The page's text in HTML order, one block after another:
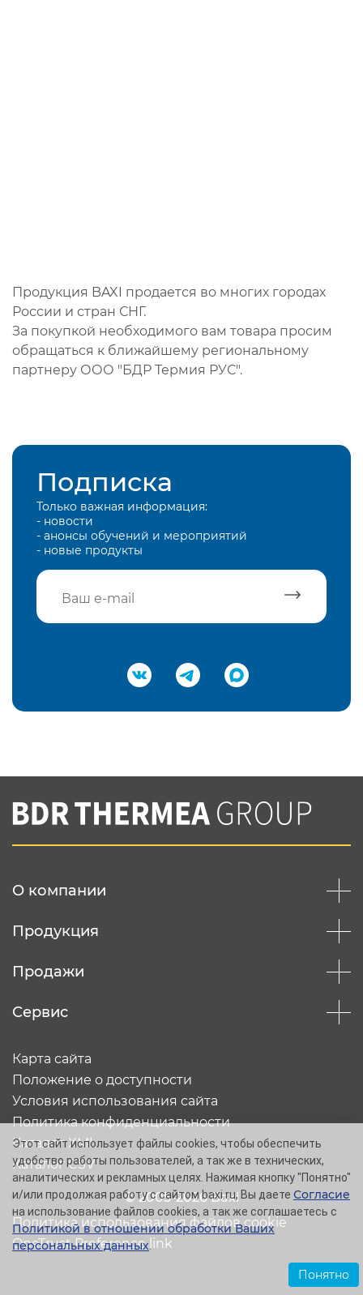
Продукция BAXI продается во многих городах
России и стран СНГ.
За покупкой необходимого вам товара просим
обращаться к ближайшему региональному
партнеру ООО "БДР Термия РУС".
Подписка
Только важная информация:
- новости
- анонсы обучений и мероприятий
- новые продукты
Подтвердить e-mail
Вы соглашаетесь с нашей политикой
конфеденциальности
О компании
Продукция
Продажи
Сервис
© 2005-2026 Baxi
Карта сайта
Положение о доступности
Условия использования сайта
Политика конфиденциальности
Каталог XML
Каталог CSV
Политика использования файлов cookie
OneTrust Preference link
Этот сайт использует файлы cookies, чтобы обеспечить
удобство работы пользователей, а так же в технических,
аналитических и рекламных целях. Нажимая кнопку "Понятно"
и/или продолжая работу с сайтом baxi.ru, Вы даете Согласие
на использование файлов cookies, а так же соглашаетесь с
Политикой в отношении обработки Ваших
персональных данных.
Понятно